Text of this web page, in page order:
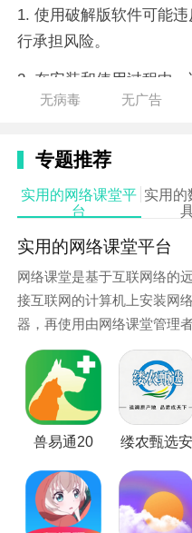
1. 使用破解版软件可能
行承担风险。
2. 在安装和使用过程中
装权限。
联系软件开发者寻求帮助。
无病毒 无广告
专题推荐
实用的网络课堂平
台
实用的
实用的网络课堂平台
网络课堂是基于互联网络的
接互联网的计算机上安装网
器，再使用由网络课堂管理
可参加由培训学校提供的在
络课堂软件！
兽易通20 缕农甄选安